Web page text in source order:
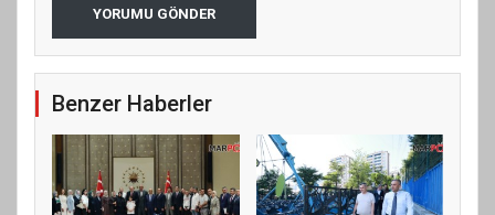
YORUMU GÖNDER
Benzer Haberler